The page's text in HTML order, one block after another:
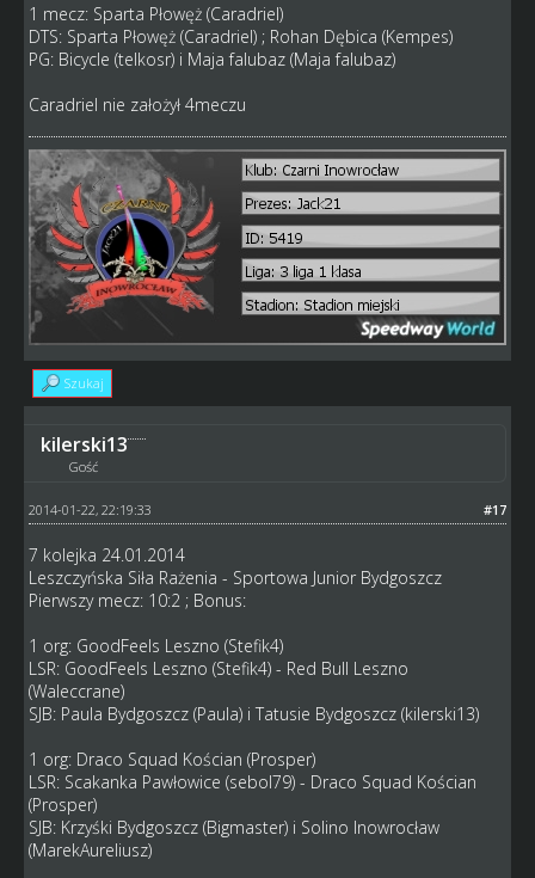
1 mecz: Sparta Płowęż (Caradriel)
DTS: Sparta Płowęż (Caradriel) ; Rohan Dębica (Kempes)
PG: Bicycle (telkosr) i Maja falubaz (Maja falubaz)
Caradriel nie założył 4meczu
Szukaj
kilerski13
Gość
#17
2014-01-22, 22:19:33
7 kolejka 24.01.2014
Leszczyńska Siła Rażenia - Sportowa Junior Bydgoszcz
Pierwszy mecz: 10:2 ; Bonus:
1 org: GoodFeels Leszno (Stefik4)
LSR: GoodFeels Leszno (Stefik4) - Red Bull Leszno
(Waleccrane)
SJB: Paula Bydgoszcz (Paula) i Tatusie Bydgoszcz (kilerski13)
1 org: Draco Squad Kościan (Prosper)
LSR: Scakanka Pawłowice (sebol79) - Draco Squad Kościan
(Prosper)
SJB: Krzyśki Bydgoszcz (Bigmaster) i Solino Inowrocław
(MarekAureliusz)